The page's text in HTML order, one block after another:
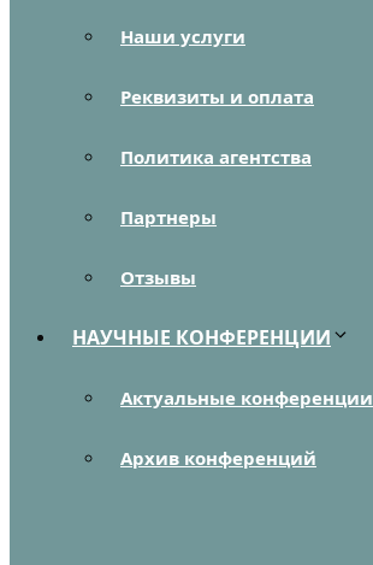
Наши услуги
Реквизиты и оплата
Политика агентства
Партнеры
Отзывы
НАУЧНЫЕ КОНФЕРЕНЦИИ
Актуальные конференции
Архив конференций